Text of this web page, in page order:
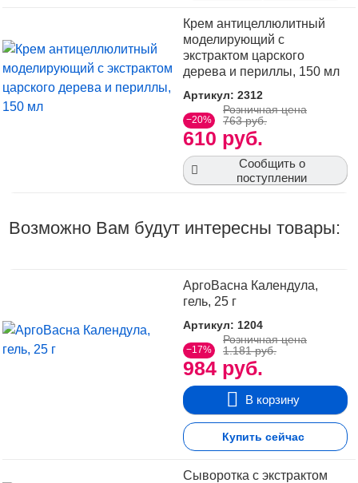
Крем антицеллюлитный
моделирующий с
экстрактом царского
дерева и периллы, 150 мл
Артикул: 2312
−20%
610 руб.
Розничная цена
763 руб.
Сообщить о
поступлении
Возможно Вам будут интересны товары:
АргоВасна Календула,
гель, 25 г
Артикул: 1204
−17%
984 руб.
Розничная цена
1.181 руб.
В корзину
Купить сейчас
Сыворотка с экстрактом